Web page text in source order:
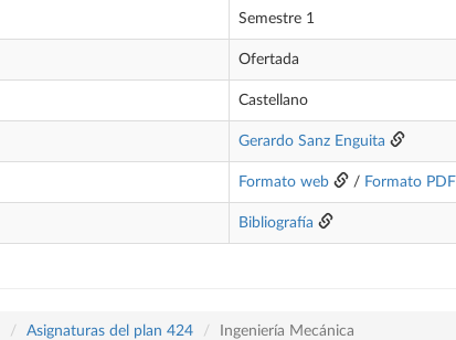
Semestre 1
Ofertada
Castellano
Gerardo Sanz Enguita
Formato web / Formato PDF
Bibliografía
Asignaturas del plan 424 Ingeniería Mecánica